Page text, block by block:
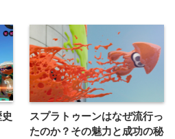
スプラトゥーンはなぜ流行っ
たのか？その魅力と成功の秘